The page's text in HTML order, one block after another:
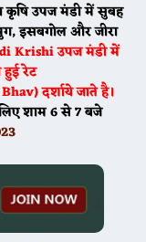
कृषि उपज मंडी में सुबह
इसबगोल और जीरा
Krishi उपज मंडी में
रेट
दर्शाये जाते है।
शाम 6 से 7 बजे